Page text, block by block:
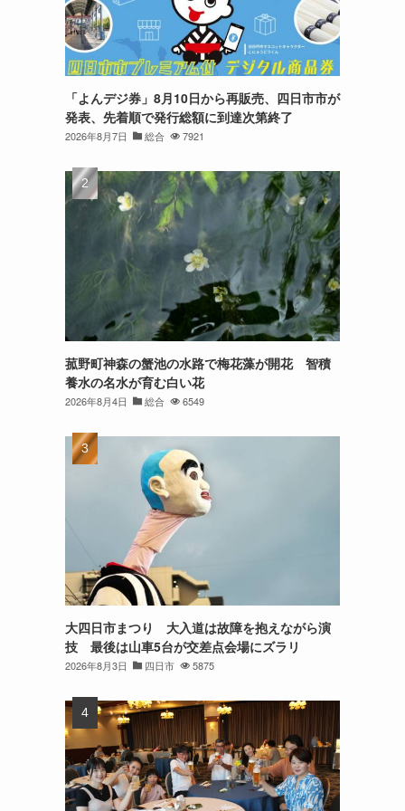
「よんデジ券」8月10日から再販売、四日市市が
発表、先着順で発行総額に到達次第終了
2026年8月7日 総合 7921
菰野町神森の蟹池の水路で梅花藻が開花 智積
養水の名水が育む白い花
2026年8月4日 総合 6549
大四日市まつり 大入道は故障を抱えながら演
技 最後は山車5台が交差点会場にズラリ
2026年8月3日 四日市 5875